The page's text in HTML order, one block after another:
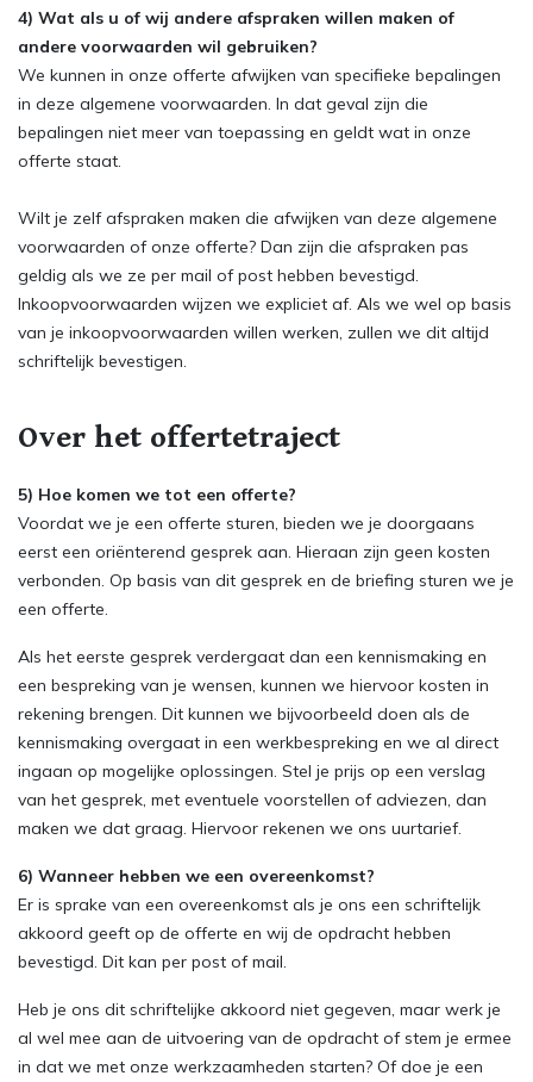
4) Wat als u of wij andere afspraken willen maken of
andere voorwaarden wil gebruiken?
We kunnen in onze offerte afwijken van specifieke bepalingen
in deze algemene voorwaarden. In dat geval zijn die
bepalingen niet meer van toepassing en geldt wat in onze
offerte staat.
Wilt je zelf afspraken maken die afwijken van deze algemene
voorwaarden of onze offerte? Dan zijn die afspraken pas
geldig als we ze per mail of post hebben bevestigd.
Inkoopvoorwaarden wijzen we expliciet af. Als we wel op basis
van je inkoopvoorwaarden willen werken, zullen we dit altijd
schriftelijk bevestigen.
Over het offertetraject
5) Hoe komen we tot een offerte?
Voordat we je een offerte sturen, bieden we je doorgaans
eerst een oriënterend gesprek aan. Hieraan zijn geen kosten
verbonden. Op basis van dit gesprek en de briefing sturen we je
een offerte.
Als het eerste gesprek verdergaat dan een kennismaking en
een bespreking van je wensen, kunnen we hiervoor kosten in
rekening brengen. Dit kunnen we bijvoorbeeld doen als de
kennismaking overgaat in een werkbespreking en we al direct
ingaan op mogelijke oplossingen. Stel je prijs op een verslag
van het gesprek, met eventuele voorstellen of adviezen, dan
maken we dat graag. Hiervoor rekenen we ons uurtarief.
6) Wanneer hebben we een overeenkomst?
Er is sprake van een overeenkomst als je ons een schriftelijk
akkoord geeft op de offerte en wij de opdracht hebben
bevestigd. Dit kan per post of mail.
Heb je ons dit schriftelijke akkoord niet gegeven, maar werk je
al wel mee aan de uitvoering van de opdracht of stem je ermee
in dat we met onze werkzaamheden starten? Of doe je een